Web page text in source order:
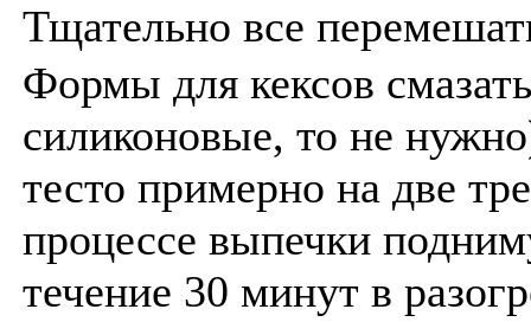
Тщательно все
Формы для кексов
силиконовые, то не
тесто примерно на две
процессе выпечки
течение 30 минут в